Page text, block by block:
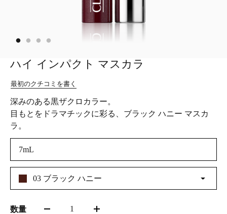
ハイ インパクト マスカラ
最初のクチコミを書く
深みのある黒ザクロカラー。
目もとをドラマチックに彩る、ブラック ハニー マスカ
ラ。
7mL
03 ブラック ハニー
数量 1